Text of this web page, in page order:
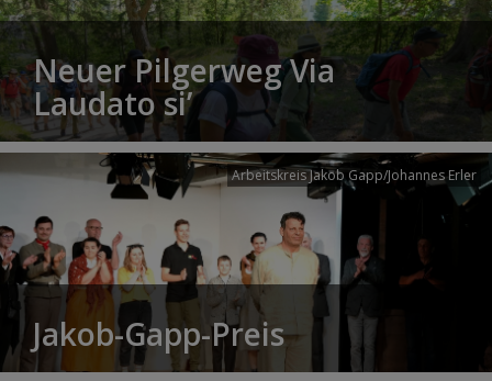
Neuer Pilgerweg Via
Laudato si’
Arbeitskreis Jakob Gapp/Johannes Erler
Jakob-Gapp-Preis